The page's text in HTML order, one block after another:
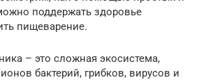
поддержать здоровье
пищеварение.
– это сложная экосистема,
бактерий, грибков, вирусов и